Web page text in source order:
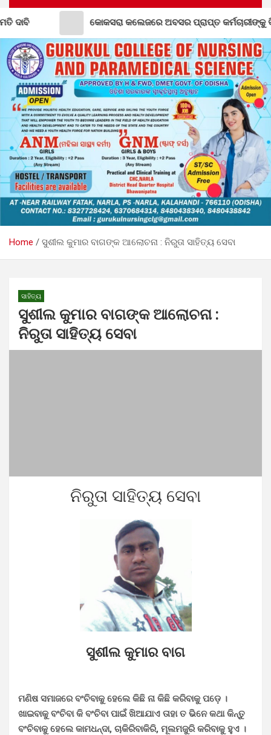
କୋକସରା କଲେଜରେ ଅବସର ପ୍ରାପ୍ତ କର୍ମଚାରୀଙ୍କୁ ବିଦାୟ କାଳୀନ
Home ସୁଶୀଲ କୁମାର ବାଗଙ୍କ ଆଲୋଚନା : ନିରୁତା ସାହିତ୍ୟ ସେବା
ସାହିତ୍ୟ
ସୁଶୀଲ କୁମାର ବାଗଙ୍କ ଆଲୋଚନା :
ନିରୁତା ସାହିତ୍ୟ ସେବା
ନିରୁତା ସାହିତ୍ୟ ସେବା
ସୁଶୀଲ କୁମାର ବାଗ
ମଣିଷ ସମାଜରେ ବଂଚିବାକୁ ହେଲେ କିଛି ନା କିଛି କରିବାକୁ ପଡ଼େ ।
ଖାଇବାକୁ ବଂଚିବା କି ବଂଚିବା ପାଇଁ ଖିଆଯାଏ ତାହା ତ ଭିନେ କଥା କିନ୍ତୁ
ବଂଚିବାକୁ ହେଲେ କାମଧନ୍ଦା, ଚାକିରିବାକିରି, ମୂଲମଜୁରି କରିବାକୁ ହୁଏ ।